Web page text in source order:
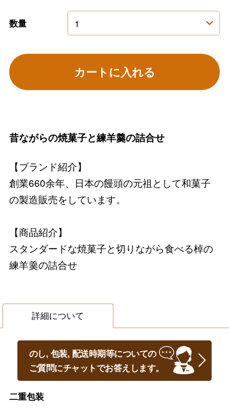
数量
カートに入れる
昔ながらの焼菓子と練羊羹の詰合せ
【ブランド紹介】
創業660余年、日本の饅頭の元祖として和菓子
の製造販売をしています。
【商品紹介】
スタンダードな焼菓子と切りながら食べる棹の
練羊羹の詰合せ
詳細について
のし, 包装, 配送時期等についての
ご質問にチャットでお答えします。
二重包装